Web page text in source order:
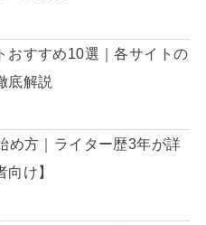
おすすめ10選｜各サイトの
底解説
め方｜ライター歴3年が詳
け】